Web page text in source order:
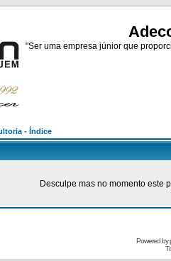
"Ser uma empresa júnior que
- Índice
Desculpe mas no momento este
Powered by